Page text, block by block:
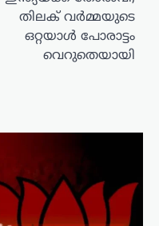
തിലക് വർമ്മയുടെ
ഒറ്റയാൾ പോരാട്ടം
വെറുതെയായി